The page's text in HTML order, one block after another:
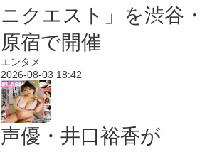
ニクエスト」を渋谷・
原宿で開催
エンタメ
2026-08-03 18:42
声優・井口裕香が